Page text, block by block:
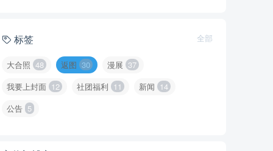
标签 全部
大合照 48 返图 30 漫展 37
我要上封面 12 社团福利 11 新闻 14
公告 5